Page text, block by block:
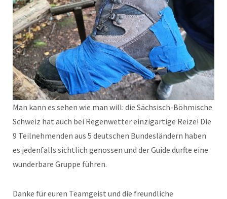
Man kann es sehen wie man will: die Sächsisch-Böhmische
Schweiz hat auch bei Regenwetter einzigartige Reize! Die
9 Teilnehmenden aus 5 deutschen Bundesländern haben
es jedenfalls sichtlich genossen und der Guide durfte eine
wunderbare Gruppe führen.
Danke für euren Teamgeist und die freundliche